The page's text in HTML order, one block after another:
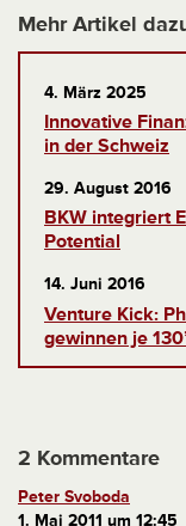
Mehr Artikel
4. März 2025
Innovative
in der Schweiz
29. August 2016
BKW integriert
Potential
14. Juni 2016
Venture Kick:
gewinnen je
2 Kommentare
Peter Svoboda
1. Mai 2011 um 12:45